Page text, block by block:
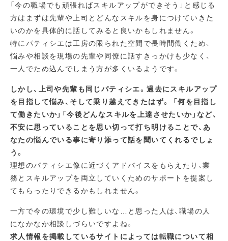
「今の職場でも頑張ればスキルアップができそう」と感じる
方はまずは先輩や上司とどんなスキルを身につけていきた
いのかを具体的に話してみると良いかもしれません。
特にパティシエは工房の限られた空間で長時間働くため、
悩みや相談を現場の先輩や同僚に話すきっかけも少なく、
一人でため込んでしまう方が多くいるようです。
しかし、上司や先輩も同じパティシエ。過去にスキルアップ
を目指して悩み、そして乗り越えてきたはず。 「何を目指し
て働きたいか」「今後どんなスキルを上達させたいか」など、
不安に思っていることを思い切って打ち明けることで、あ
なたの悩んでいる事に寄り添って話を聞いてくれるでしょ
う。
理想のパティシエ像に近づくアドバイスをもらえたり、業
務とスキルアップを両立していくためのサポートを提案し
てもらったりできるかもしれません。
一方で今の環境で少し難しいな…と思った人は、職場の人
になかなか相談しづらいですよね。
求人情報を掲載しているサイトによっては転職について相